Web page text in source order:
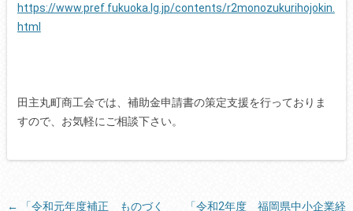
https://www.pref.fukuoka.lg.jp/contents/r2monozukurihojokin.
html
田主丸町商工会では、補助金申請書の策定支援を行っておりま
すので、お気軽にご相談下さい。
tekst
投
← 「令和元年度補正 ものづく 「令和2年度 福岡県中小企業経